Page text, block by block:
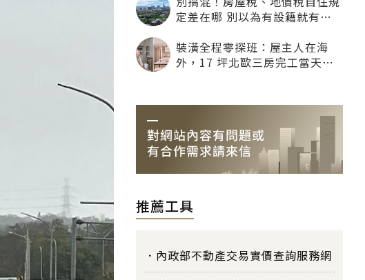
定差在哪 別以為有設籍就有優
裝潢全程零探班：屋主人在海
外，17 坪北歐三房完工當天才
推薦工具
內政部不動產交易實價查詢服務網